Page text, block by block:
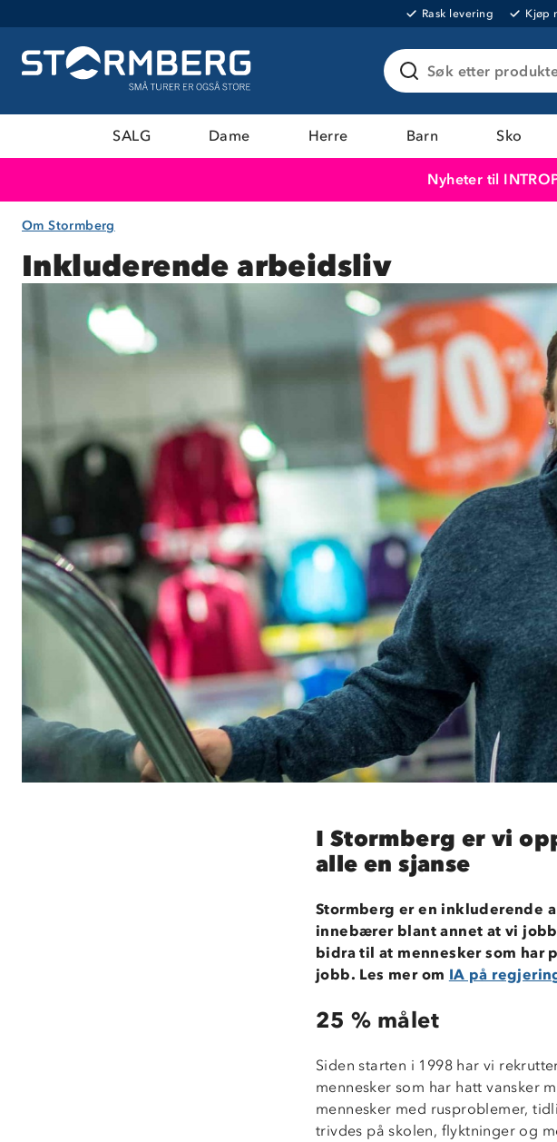
Rask levering Kjøp
Søk etter
SALG Dame Herre Barn Sko
Nyheter til
Om Stormberg
Inkluderende arbeidsliv
I Stormberg er vi
alle en sjanse
Stormberg er en inkluderende
innebærer blant annet at vi
bidra til at mennesker som har
jobb. Les mer om IA på
25 % målet
Siden starten i 1998 har vi
mennesker som har hatt vansker
mennesker med rusproblemer,
trivdes på skolen, flyktninger og